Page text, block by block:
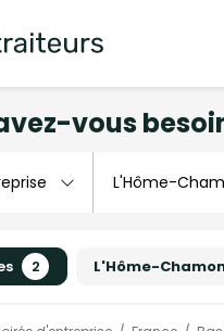
vous
2 L'Hôme-